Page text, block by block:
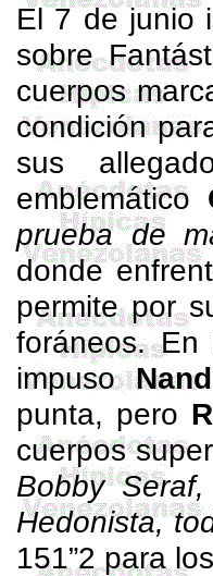
El 7 de junio
sobre
cuerpos
condición
sus
emblemático
prueba de
donde
permite por
foráneos.
impuso
punta, pero
cuerpos
BobbySeraf,
Hedonista,
151”2 para